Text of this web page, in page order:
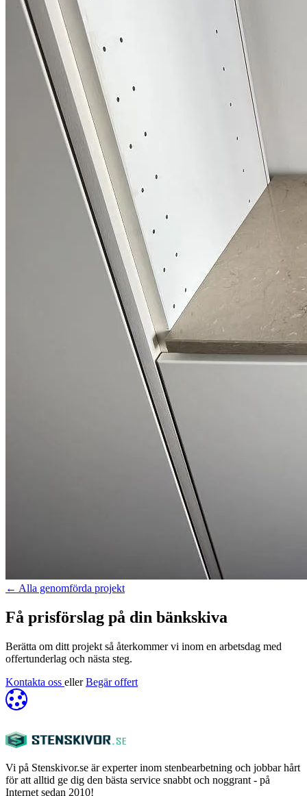
← Alla genomförda projekt
Få prisförslag på din bänkskiva
Berätta om ditt projekt så återkommer vi inom en arbetsdag med
offertunderlag och nästa steg.
Kontakta oss eller Begär offert
Vi på Stenskivor.se är experter inom stenbearbetning och jobbar hårt
för att alltid ge dig den bästa service snabbt och noggrant - på
Internet sedan 2010!